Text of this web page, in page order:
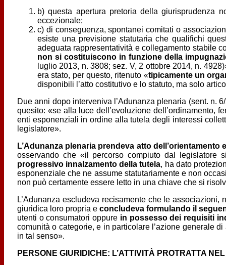
b) questa apertura pretoria della giurisprudenza
eccezionale;
c) di conseguenza, spontanei comitati o
esiste una previsione statutaria che qualifichi
adeguata rappresentatività e collegamento stabile
non si costituiscono in funzione della
luglio 2013, n. 3808; sez. V, 2 ottobre 2014, n.
era stato, per questo, ritenuto «tipicamente un
disponibili l’atto costitutivo e lo statuto, ma solo
Due anni dopo interveniva l’Adunanza plenaria (sent. n.
quesito: «se alla luce dell’evoluzione dell’ordinamento,
enti esponenziali in ordine alla tutela degli interessi
legislatore».
L’Adunanza plenaria prendeva atto
osservando che «il percorso compiuto dal legislatore
progressivo innalzamento della tutela, ha dato
esponenziale che ne assume statutariamente e non
non può certamente essere letto in una chiave che si
L’Adunanza escludeva recisamente che le
giuridica loro propria e concludeva formulando il
utenti o consumatori oppure in possesso dei requisiti
comunità o categorie, e in particolare l’azione generale
in tal senso».
PERSONE GIURIDICHE: L’ATTIVITÀ PROTRATTA